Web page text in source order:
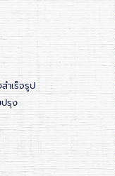
ำเร็จรูป
รุง